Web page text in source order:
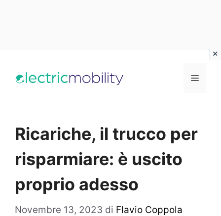
Menu
Ricariche, il trucco per
risparmiare: è uscito
proprio adesso
Novembre 13, 2023 di Flavio Coppola